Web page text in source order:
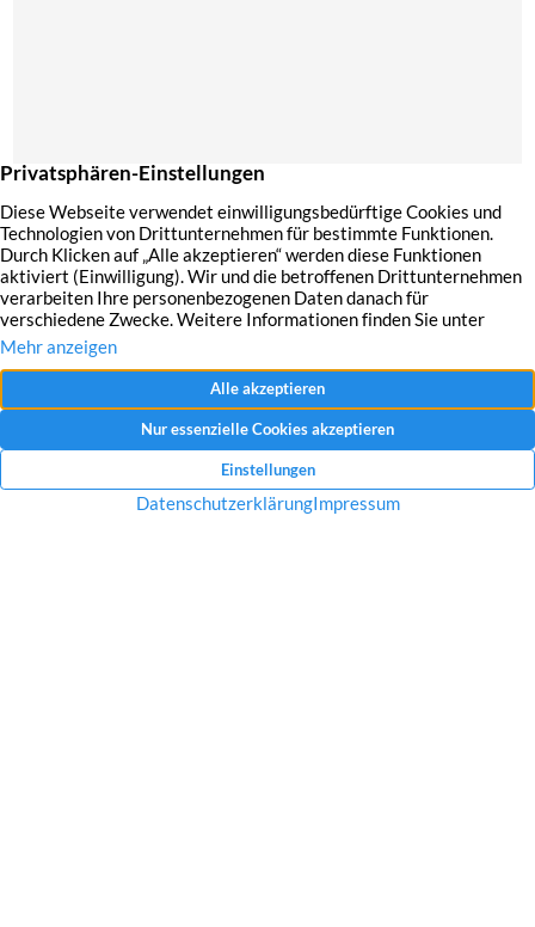
Mit dem Absenden Ihrer Anfrage erklären Sie sich mit der Erfassung, Speicherung
und Verwendung Ihrer angegebenen Daten zum Zweck der Bearbeitung Ihrer
Datenschutzerklärung und Widerrufshinweise